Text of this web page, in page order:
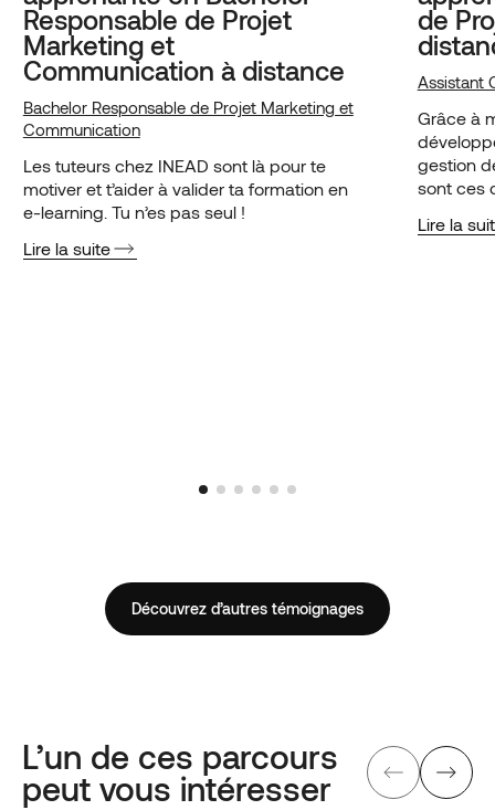
Responsable de Projet
Marketing et
Communication à distance
Bachelor Responsable de Projet Marketing et
Communication
Les tuteurs chez INEAD sont là pour te
motiver et t’aider à valider ta formation en
e-learning. Tu n’es pas seul !
Lire la suite
de
Assistant
Grâce à
gestion
sont ces
Lire la
Découvrez d’autres témoignages
L’un de ces parcours
peut vous intéresser